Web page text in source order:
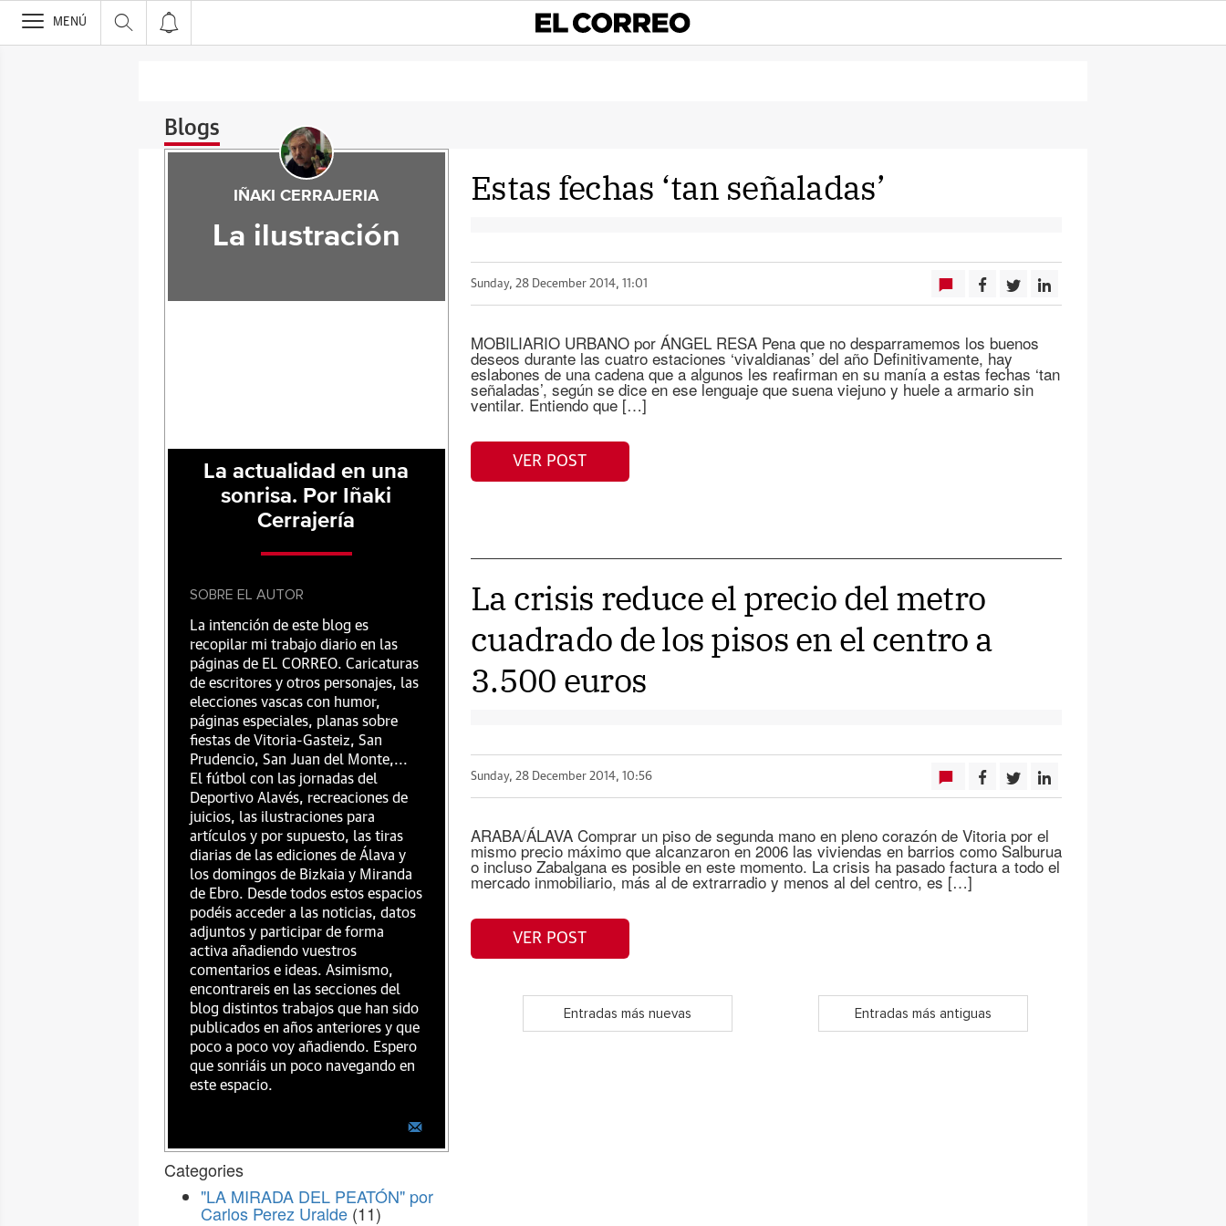
>
MENÚ
Blogs
Estas fechas ‘tan señaladas’
Sunday, 28 December 2014, 11:01
MOBILIARIO URBANO por ÁNGEL RESA Pena que no desparramemos los buenos
deseos durante las cuatro estaciones ‘vivaldianas’ del año Definitivamente, hay
eslabones de una cadena que a algunos les reafirman en su manía a estas fechas ‘tan
señaladas’, según se dice en ese lenguaje que suena viejuno y huele a armario sin
ventilar. Entiendo que […]
VER POST
La crisis reduce el precio del metro
cuadrado de los pisos en el centro a
3.500 euros
Sunday, 28 December 2014, 10:56
ARABA/ÁLAVA Comprar un piso de segunda mano en pleno corazón de Vitoria por el
mismo precio máximo que alcanzaron en 2006 las viviendas en barrios como Salburua
o incluso Zabalgana es posible en este momento. La crisis ha pasado factura a todo el
mercado inmobiliario, más al de extrarradio y menos al del centro, es […]
VER POST
Entradas más nuevas Entradas más antiguas
IÑAKI CERRAJERIA
La ilustración
La actualidad en una
sonrisa. Por Iñaki
Cerrajería
SOBRE EL AUTOR
La intención de este blog es
recopilar mi trabajo diario en las
páginas de EL CORREO. Caricaturas
de escritores y otros personajes, las
elecciones vascas con humor,
páginas especiales, planas sobre
fiestas de Vitoria-Gasteiz, San
Prudencio, San Juan del Monte,...
El fútbol con las jornadas del
Deportivo Alavés, recreaciones de
juicios, las ilustraciones para
artículos y por supuesto, las tiras
diarias de las ediciones de Álava y
los domingos de Bizkaia y Miranda
de Ebro. Desde todos estos espacios
podéis acceder a las noticias, datos
adjuntos y participar de forma
activa añadiendo vuestros
comentarios e ideas. Asimismo,
encontrareis en las secciones del
blog distintos trabajos que han sido
publicados en años anteriores y que
poco a poco voy añadiendo. Espero
que sonriáis un poco navegando en
este espacio.
Categories
"LA MIRADA DEL PEATÓN" por
Carlos Perez Uralde (11)